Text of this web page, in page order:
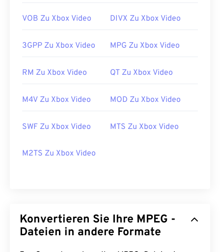
00 00 00 00
00 00 00
00 00 00 00
00 00 00
https://en.wikipedia.org/wiki/MPEG-1
VOB Zu Xbox Video DIVX Zu Xbox Video
3GPP Zu Xbox Video MPG Zu Xbox Video
RM Zu Xbox Video QT Zu Xbox Video
M4V Zu Xbox Video MOD Zu Xbox Video
SWF Zu Xbox Video MTS Zu Xbox Video
M2TS Zu Xbox Video
Konvertieren Sie Ihre MPEG -
Dateien in andere Formate